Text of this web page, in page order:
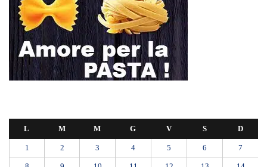
L M M G V S D
1 2 3 4 5 6 7